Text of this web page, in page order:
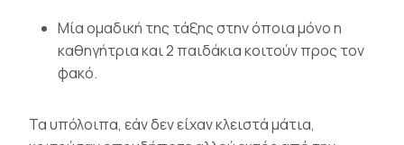
Μία ομαδική της τάξης στην όποια μόνο η
καθηγήτρια και 2 παιδάκια κοιτούν προς τον
φακό.
Τα υπόλοιπα, εάν δεν είχαν κλειστά μάτια,